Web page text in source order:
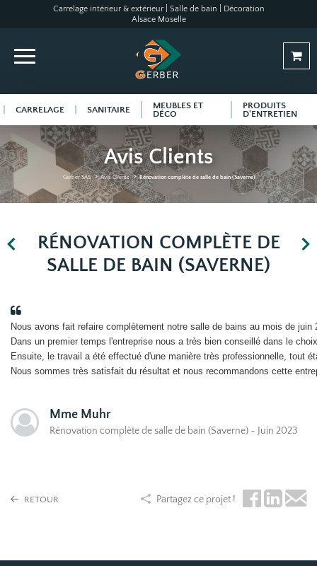
Carrelage intérieur & extérieur | Salle de bain | Décoration
Alsace Moselle
CARRELAGE SANITAIRE
MEUBLES ET
DÉCO
PRODUITS
D'ENTRETIEN
Avis Clients
Gerber SAS Avis Clients Rénovation complète de salle de bain (Saverne)
RÉNOVATION COMPLÈTE DE
SALLE DE BAIN (SAVERNE)
Nous avons fait refaire complètement notre salle de bains au mois de juin
Dans un premier temps l'entreprise nous a très bien conseillé dans le
Ensuite, le travail a été effectué d'une manière très professionnelle, tout
Nous sommes très satisfait du résultat et nous recommandons cette
Mme Muhr
Rénovation complète de salle de bain (Saverne) - Juin 2023
RETOUR Partagez ce projet !